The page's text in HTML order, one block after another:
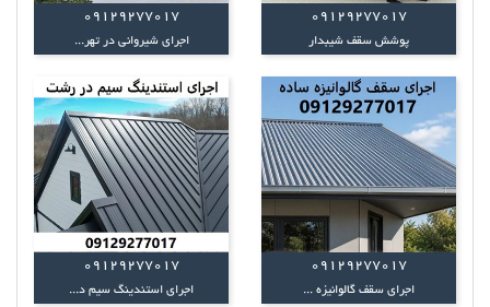
09129277017
پوشش سقف شیبدار
09129277017
اجرای شیروانی در تهر...
09129277017
اجرای سقف گالوانیزه ...
09129277017
اجرای استندینگ سیم د...